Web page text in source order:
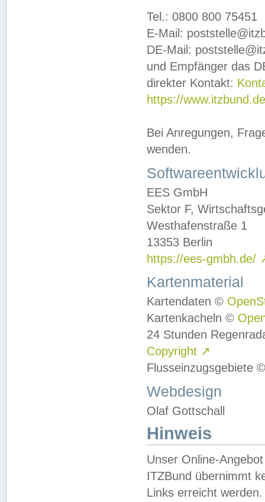
Tel.: 0800 800 75451
E-Mail:
DE-Mail:
und Empfänger das
direkter Kontakt:
https://
Bei Anregungen,
wenden.
EES GmbH
Sektor F,
Westhafenstraße 1
13353 Berlin
https://ees-gmbh.de/
Kartenmaterial
Kartendaten ©
Kartenkacheln ©
24 Stunden
Copyright ↗
Flusseinzugsgebiete
Webdesign
Olaf Gottschall
Hinweis
Unser Online-
ITZBund übernimmt
Links erreicht